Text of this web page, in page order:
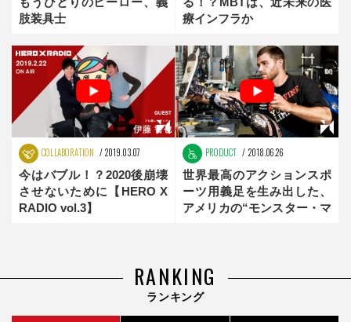
肢装具士
療インフラか
COLLABORATION 2019.03.07
今はバブル！？2020後崩壊
させないために【HERO X
RADIO vol.3】
PRODUCT 2018.06.26
世界最高のアクションスポ
ーツ用義足を生み出した、
アメリカの“モンスター・マ
RANKING
ランキング